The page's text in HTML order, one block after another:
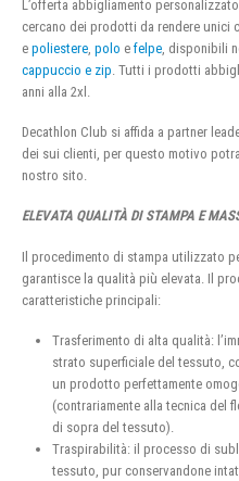
L’offerta abbigliamento
cercano dei prodotti da rendere
e poliestere polo e felpe , disponibili
cappuccio e zip . Tutti i prodotti
anni alla 2xl.
Decathlon Club si affida a partner
dei sui clienti, per questo motivo
nostro sito.
ELEVATA QUALITÀ DI STAMPA E
Il procedimento di stampa utilizzato
garantisce la qualità più elevata. Il
caratteristiche principali:
Trasferimento di alta qualità:
strato superficiale del tessuto,
un prodotto perfettamente
(contrariamente alla tecnica del
di sopra del tessuto).
Traspirabilità: il processo di
tessuto, pur conservandone